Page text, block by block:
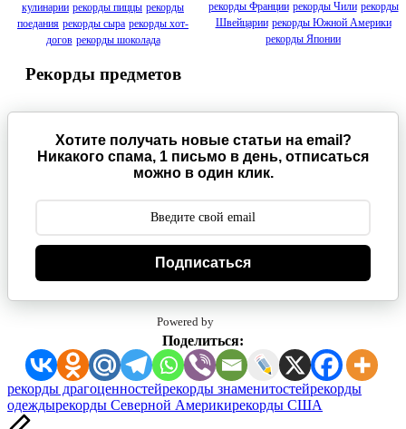
кулинарии рекорды пиццы рекорды
поедания рекорды сыра рекорды хот-
догов рекорды шоколада
Рекорды предметов
рекорды Франции рекорды Чили рекорды
Швейцарии рекорды Южной Америки
рекорды Японии
Хотите получать новые статьи на email?
Никакого спама, 1 письмо в день, отписаться
можно в один клик.
Подписаться
Powered by
Поделиться:
Метки:
рекорды драгоценностейрекорды знаменитостейрекорды
одеждырекорды Северной Америкирекорды США